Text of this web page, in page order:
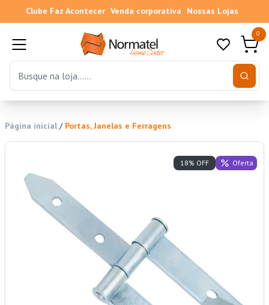
Clube Faz Acontecer Venda corporativa Nossas Lojas
0
Página inicial / Portas, Janelas e Ferragens
18% OFF Oferta